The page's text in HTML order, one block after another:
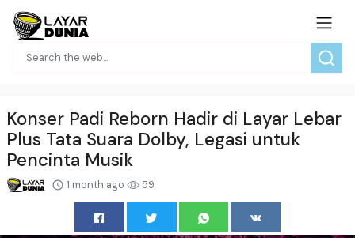
Konser Padi Reborn Hadir di Layar Lebar
Plus Tata Suara Dolby, Legasi untuk
Pencinta Musik
1 month ago 59